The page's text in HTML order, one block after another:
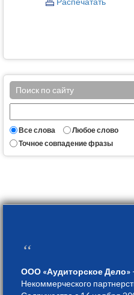
Поиск по сайту
Все слова
Любое слово
Точное совпадение фразы
“
ООО «Аудиторское Дело»
Некоммерческого